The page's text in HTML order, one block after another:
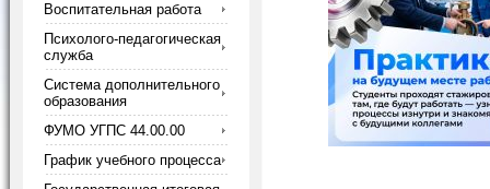
Воспитательная работа
Психолого-педагогическая
служба
Система дополнительного
образования
ФУМО УГПС 44.00.00
График учебного процесса